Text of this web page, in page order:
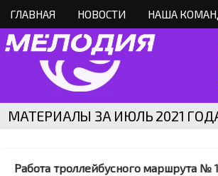
ГЛАВНАЯ НОВОСТИ НАША
МАТЕРИАЛЫ ЗА ИЮЛЬ 2021
Работа троллейбусного маршрута №